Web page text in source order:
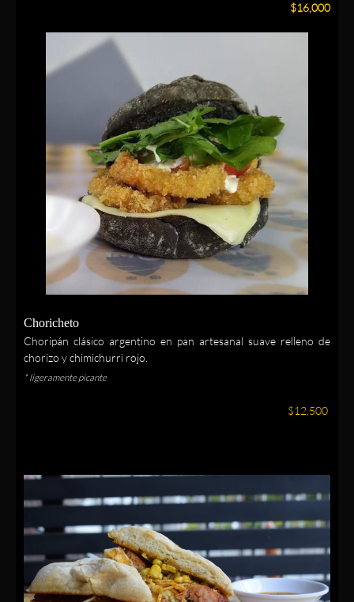
$16,000
Choricheto
Choripán clásico argentino en pan artesanal suave relleno de
chorizo y chimichurri rojo.
* ligeramente picante
$12,500